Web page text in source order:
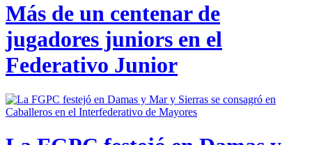
Más de un centenar de
jugadores juniors en el
Federativo Junior